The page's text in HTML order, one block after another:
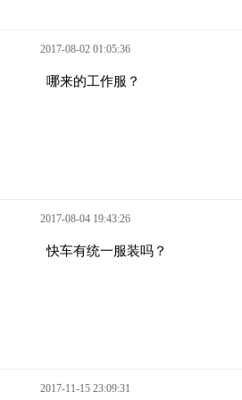
2017-08-02 01:05:36
哪来的工作服？
2017-08-04 19:43:26
快车有统一服装吗？
2017-11-15 23:09:31